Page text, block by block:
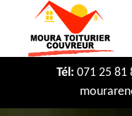
Tél: 071 25 81